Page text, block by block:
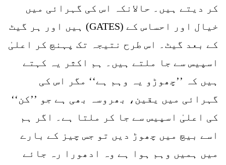
کر دیتے ہیں۔ حالانکہ اس کی گہرائی میں
خیال اور احساس کے (GATES) ہیں اور ہر گیٹ
کے بعد گیٹ۔ اس طرح نتیجہ تک پہنچ کر اعلیٰ
اسپیس سے جا ملتے ہیں۔ ہم اکثر یہ کہتے
ہیں کہ ’’چھوڑو یہ وہم ہے‘‘ مگر اس کی
گہرائی میں یقین، بھروسہ بھی ہے جو ’’کن‘‘
کی اعلیٰ اسپیس سے جا کر ملتا ہے۔ اگر ہم
اسے بیچ میں چھوڑ دیں تو جس چیز کے بارے
میں ہمیں وہم ہوا ہے وہ ادھورا رہ جائے